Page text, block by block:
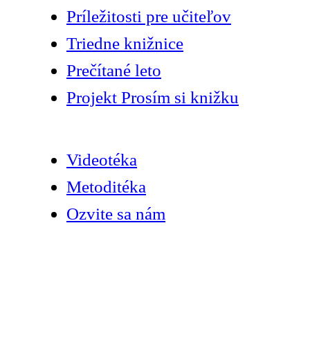
Príležitosti pre učiteľov
Triedne knižnice
Prečítané leto
Projekt Prosím si knižku
Videotéka
Metoditéka
Ozvite sa nám